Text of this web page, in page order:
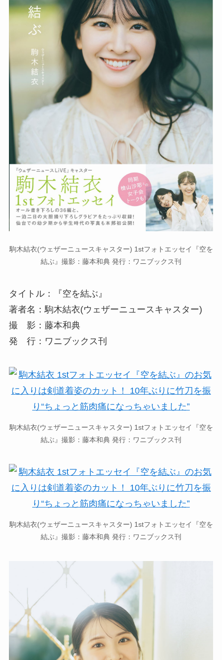
駒木結衣(ウェザーニュースキャスター) 1stフォトエッセイ『空を
結ぶ』撮影：藤本和典 発行：ワニブックス刊
タイトル：『空を結ぶ』
著者名：駒木結衣(ウェザーニュースキャスター)
撮 影：藤本和典
発 行：ワニブックス刊
駒木結衣(ウェザーニュースキャスター) 1stフォトエッセイ『空を
結ぶ』撮影：藤本和典 発行：ワニブックス刊
駒木結衣(ウェザーニュースキャスター) 1stフォトエッセイ『空を
結ぶ』撮影：藤本和典 発行：ワニブックス刊